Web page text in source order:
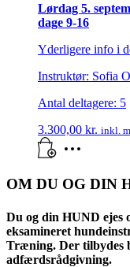
Lørdag 5.
dage 9-16
Yderligere info i
Instruktør: Sofia
Antal deltagere: 5
3.300,00 kr. inkl.
OM DU OG DIN
Du og din HUND ejes
eksamineret
Træning. Der tilbydes
adfærdsrådgivning.